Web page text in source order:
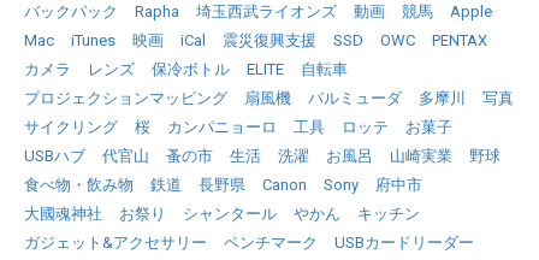
バックパック
Rapha 埼玉西武ライオンズ 動画 競馬
Apple
Mac
iTunes 映画 iCal 震災復興支援 SSD OWC
PENTAX
カメラ
レンズ 保冷ボトル ELITE
自転車
プロジェクションマッピング
扇風機 バルミューダ 多摩川
写真
サイクリング
桜 カンパニョーロ 工具 ロッテ
お菓子
USBハブ
代官山 蚤の市 生活 洗濯 お風呂 山崎実業
野球
食べ物・飲み物
鉄道 長野県 Canon Sony
府中市
大國魂神社
お祭り シャンタール やかん
キッチン
ガジェット&アクセサリー
ベンチマーク
USBカードリーダー